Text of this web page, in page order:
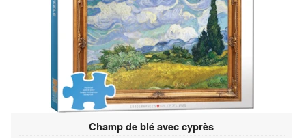
Champ de blé avec cyprès